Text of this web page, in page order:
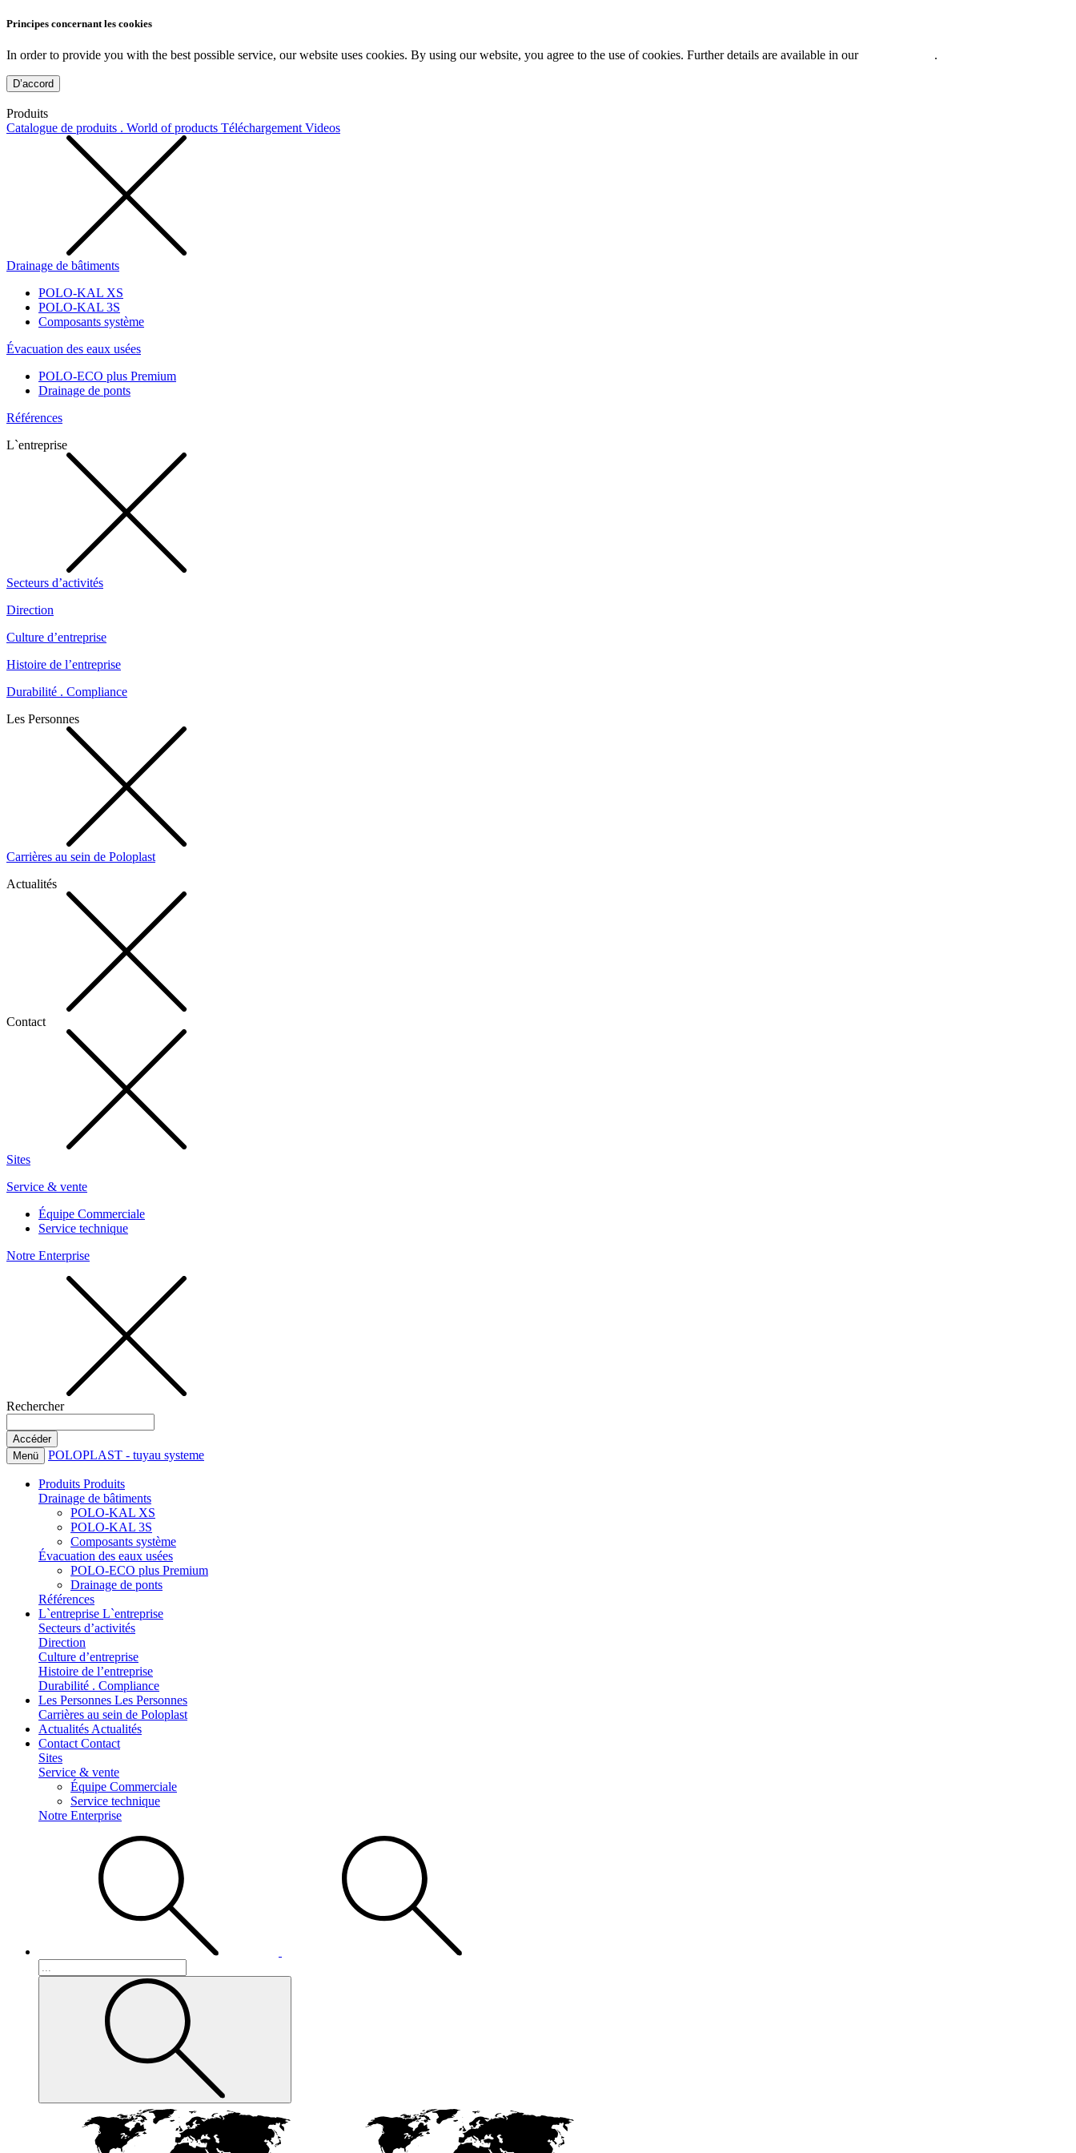
Principes concernant les cookies
In order to provide you with the best possible service, our website uses cookies. By using our website, you agree to the use of cookies. Further details are available in our .
D’accord
Produits
Catalogue de produits . World of products Téléchargement Videos
Drainage de bâtiments
POLO-KAL XS
POLO-KAL 3S
Composants système
Évacuation des eaux usées
POLO-ECO plus Premium
Drainage de ponts
Références
L`entreprise
Secteurs d’activités
Direction
Culture d’entreprise
Histoire de l’entreprise
Durabilité . Compliance
Les Personnes
Carrières au sein de Poloplast
Actualités
Contact
Sites
Service & vente
Équipe Commerciale
Service technique
Notre Enterprise
Rechercher
Menü POLOPLAST - tuyau systeme
Produits Produits
Drainage de bâtiments
POLO-KAL XS
POLO-KAL 3S
Composants système
Évacuation des eaux usées
POLO-ECO plus Premium
Drainage de ponts
Références
L`entreprise L`entreprise
Secteurs d’activités
Direction
Culture d’entreprise
Histoire de l’entreprise
Durabilité . Compliance
Les Personnes Les Personnes
Carrières au sein de Poloplast
Actualités Actualités
Contact Contact
Sites
Service & vente
Équipe Commerciale
Service technique
Notre Enterprise